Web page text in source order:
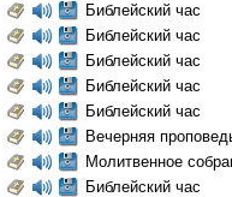
Библейский час
Библейский час
Библейский час
Библейский час
Библейский час
Вечерняя
Молитвенное
Библейский час